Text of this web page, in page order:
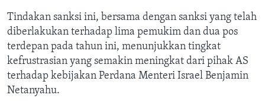
Tindakan sanksi ini, bersama dengan sanksi yang telah
diberlakukan terhadap lima pemukim dan dua pos
terdepan pada tahun ini, menunjukkan tingkat
kefrustrasian yang semakin meningkat dari pihak AS
terhadap kebijakan Perdana Menteri Israel Benjamin
Netanyahu.